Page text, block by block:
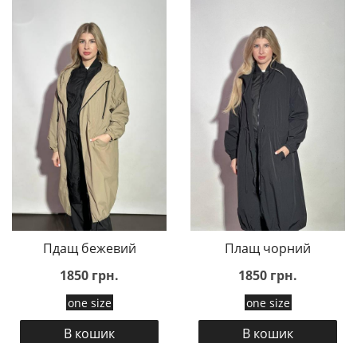
Пдащ бежевий
1850 грн.
one size
В кошик
Плащ чорний
1850 грн.
one size
В кошик